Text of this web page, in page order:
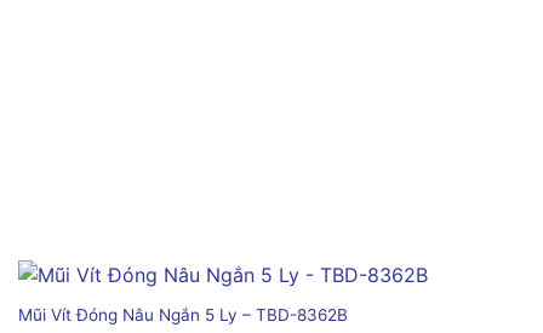
Mũi Vít Đóng Nâu Ngắn 5 Ly – TBD-8362B